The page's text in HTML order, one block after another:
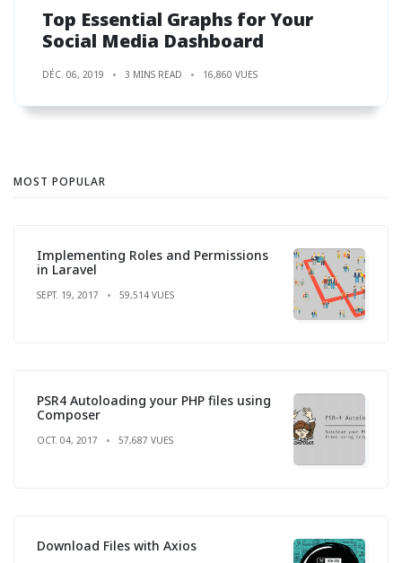
Top Essential Graphs for Your
Social Media Dashboard
DÉC. 06, 2019 3 MINS READ 16,860 VUES
MOST POPULAR
Implementing Roles and Permissions
in Laravel
SEPT. 19, 2017 59,514 VUES
PSR4 Autoloading your PHP files using
Composer
OCT. 04, 2017 57,687 VUES
Download Files with Axios